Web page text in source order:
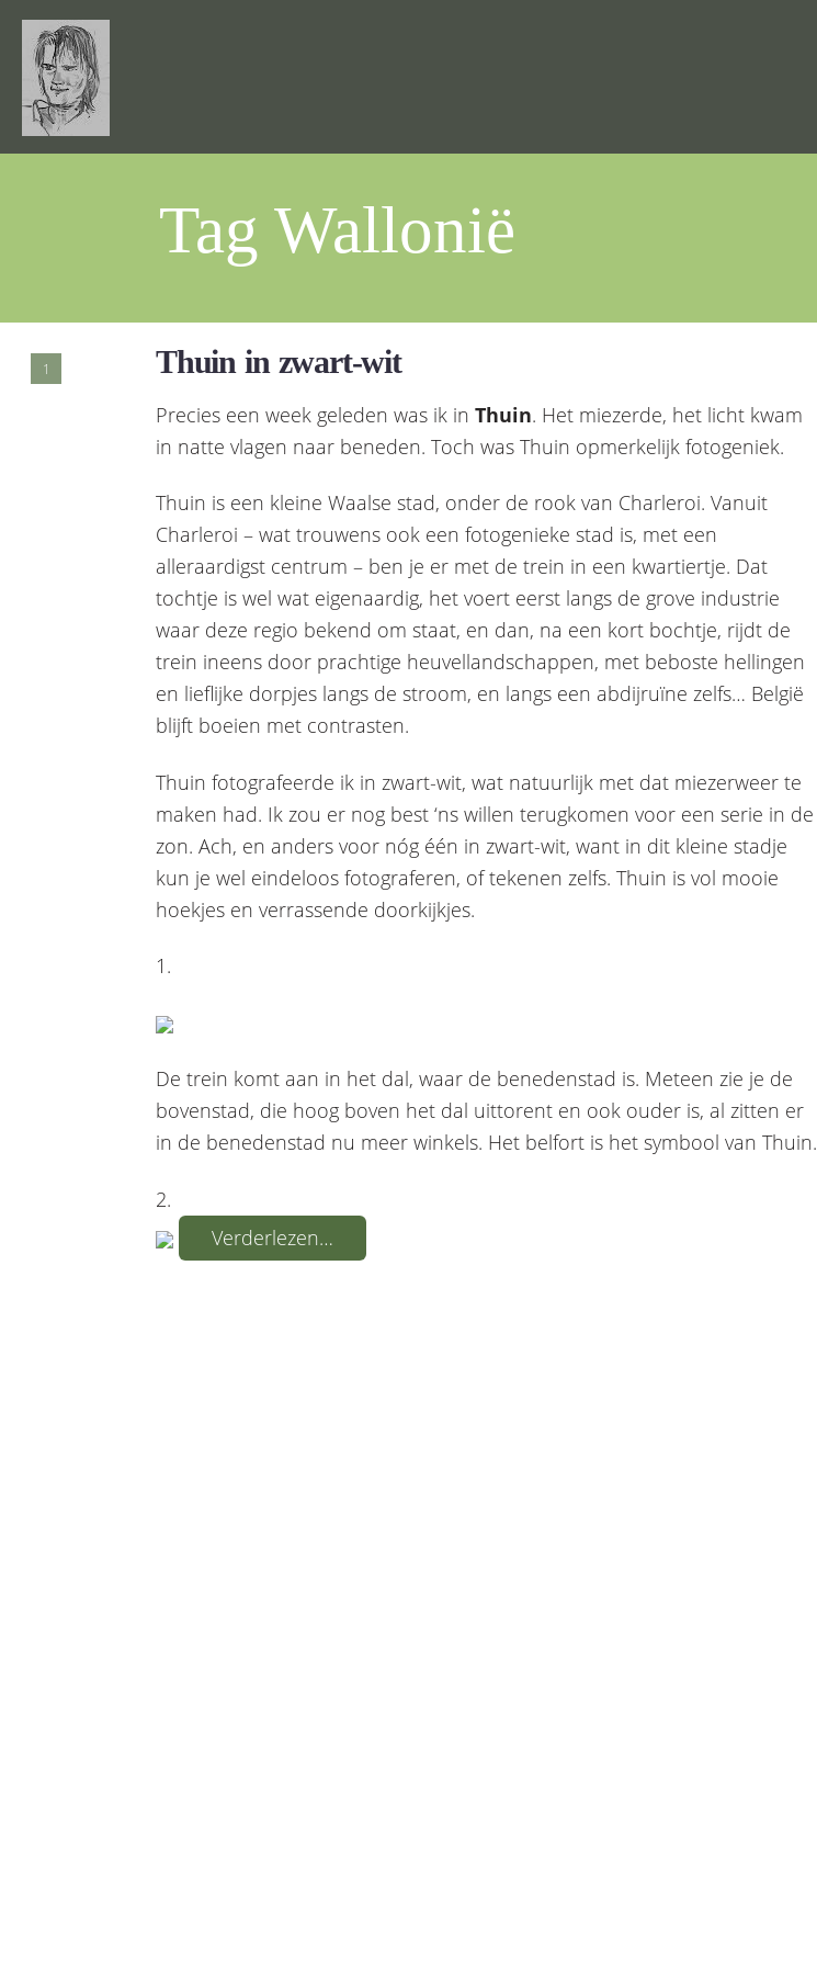
Tag Wallonië
1 Thuin in zwart-wit
Precies een week geleden was ik in Thuin. Het miezerde, het licht kwam
in natte vlagen naar beneden. Toch was Thuin opmerkelijk fotogeniek.
Thuin is een kleine Waalse stad, onder de rook van Charleroi. Vanuit
Charleroi – wat trouwens ook een fotogenieke stad is, met een
alleraardigst centrum – ben je er met de trein in een kwartiertje. Dat
tochtje is wel wat eigenaardig, het voert eerst langs de grove industrie
waar deze regio bekend om staat, en dan, na een kort bochtje, rijdt de
trein ineens door prachtige heuvellandschappen, met beboste hellingen
en lieflijke dorpjes langs de stroom, en langs een abdijruïne zelfs… België
blijft boeien met contrasten.
Thuin fotografeerde ik in zwart-wit, wat natuurlijk met dat miezerweer te
maken had. Ik zou er nog best ‘ns willen terugkomen voor een serie in de
zon. Ach, en anders voor nóg één in zwart-wit, want in dit kleine stadje
kun je wel eindeloos fotograferen, of tekenen zelfs. Thuin is vol mooie
hoekjes en verrassende doorkijkjes.
1.
De trein komt aan in het dal, waar de benedenstad is. Meteen zie je de
bovenstad, die hoog boven het dal uittorent en ook ouder is, al zitten er
in de benedenstad nu meer winkels. Het belfort is het symbool van Thuin.
2.
Verderlezen…